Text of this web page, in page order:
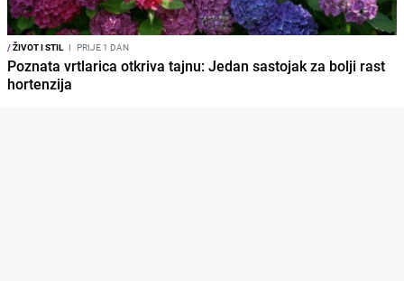
/ŽIVOT I STIL I PRIJE 1 DAN
Poznata vrtlarica otkriva tajnu: Jedan sastojak za bolji rast
hortenzija